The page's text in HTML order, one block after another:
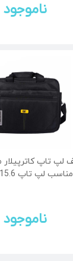
ناموجود
مناسب لپ تاپ 15.6 اینچی
ناموجود